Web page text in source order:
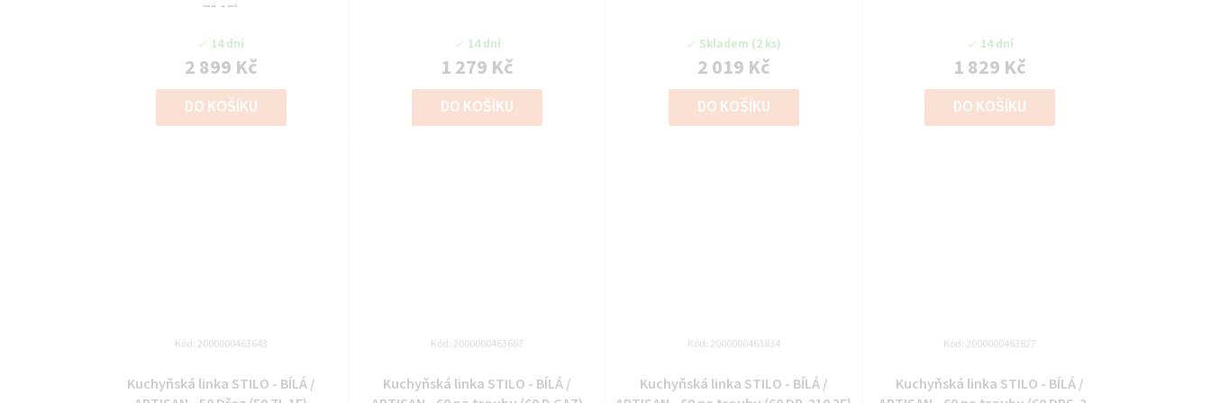
72 1F)
14 dní
2 899 Kč
DO KOŠÍKU
14 dní
1 279 Kč
DO KOŠÍKU
Skladem (2 ks)
2 019 Kč
DO KOŠÍKU
14 dní
1 829 Kč
DO KOŠÍKU
Kuchyňská linka STILO - BÍLÁ /
Kód: 2000000463643
Kuchyňská linka STILO - BÍLÁ /
Kód: 2000000463667
Kuchyňská linka STILO - BÍLÁ /
Kód: 2000000463834
Kuchyňská linka STILO - BÍLÁ /
Kód: 2000000463827